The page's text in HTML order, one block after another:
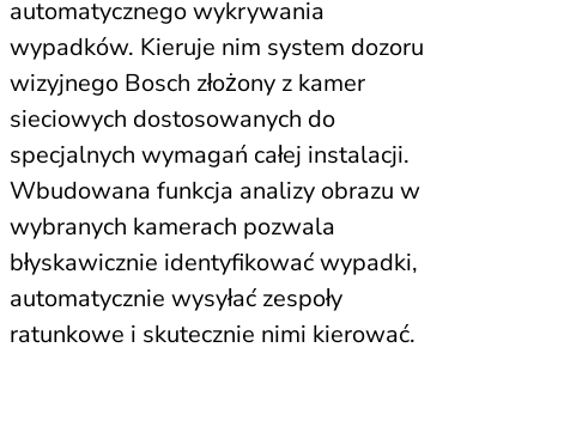
automatycznego wykrywania
wypadków. Kieruje nim system dozoru
wizyjnego Bosch złożony z kamer
sieciowych dostosowanych do
specjalnych wymagań całej instalacji.
Wbudowana funkcja analizy obrazu w
wybranych kamerach pozwala
błyskawicznie identyfikować wypadki,
automatycznie wysyłać zespoły
ratunkowe i skutecznie nimi kierować.